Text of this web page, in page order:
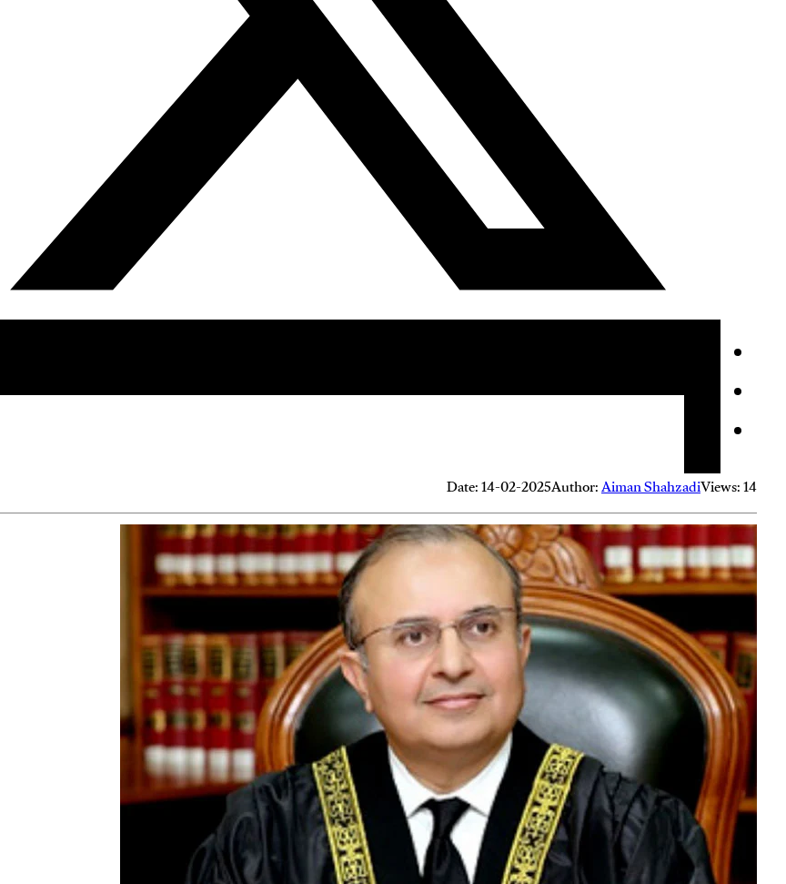
Date: 14-02-2025Author:Aiman ShahzadiViews: 14